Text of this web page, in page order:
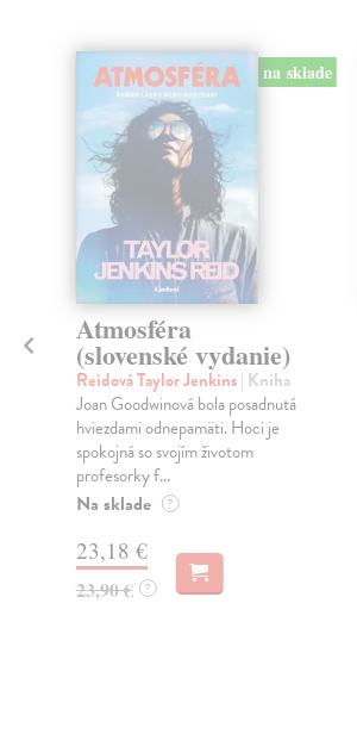
na sklade
Atmosféra
(slovenské vydanie)
Reidová Taylor Jenkins| Kniha
Joan Goodwinová bola posadnutá
hviezdami odnepamäti. Hoci je
spokojná so svojím životom
profesorky f...
Na sklade ?
23,18 €
23,90 € ?